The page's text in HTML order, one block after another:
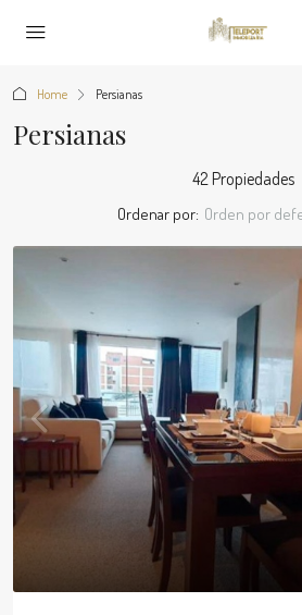
Home Persianas
Persianas
42 Propiedades
Ordenar por: Orden por